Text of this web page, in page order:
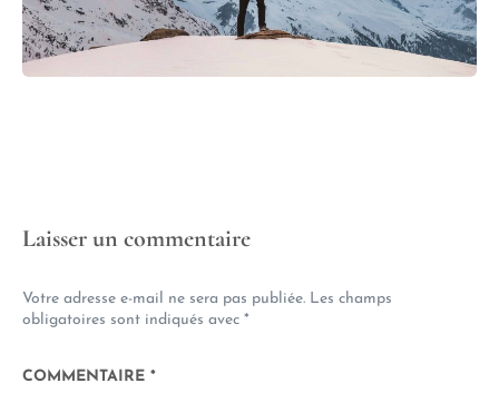
Laisser un commentaire
Votre adresse e-mail ne sera pas publiée. Les champs
obligatoires sont indiqués avec *
COMMENTAIRE *